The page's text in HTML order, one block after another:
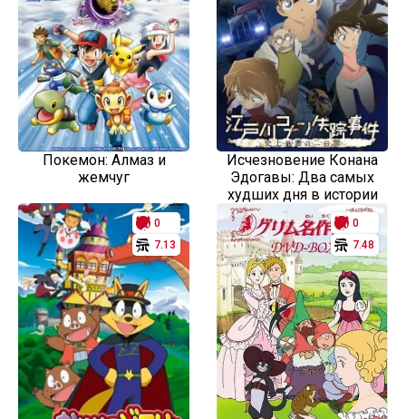
Покемон: Алмаз и
жемчуг
Исчезновение Конана
Эдогавы: Два самых
худших дня в истории
0
7.13
0
7.48